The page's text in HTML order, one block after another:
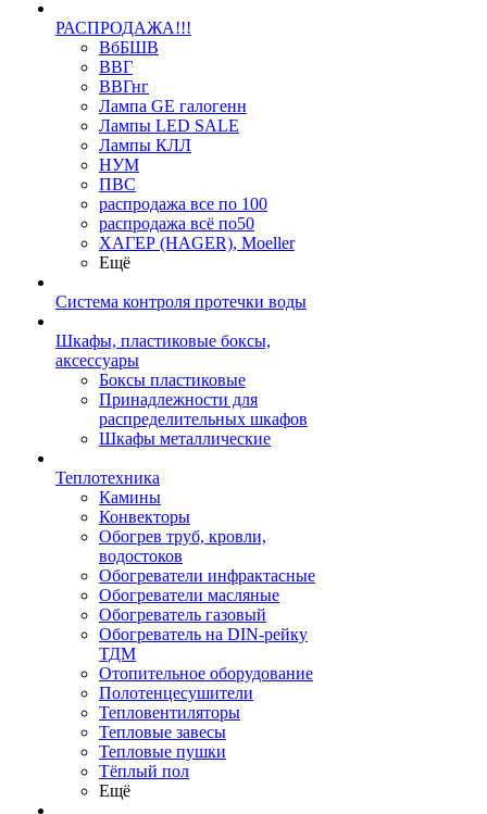
РАСПРОДАЖА!!!
ВбБШВ
ВВГ
ВВГнг
Лампа GE галогенн
Лампы LED SALE
Лампы КЛЛ
НУМ
ПВС
распродажа все по 100
распродажа всё по50
ХАГЕР (HAGER), Moeller
Ещё
Система контроля протечки воды
Шкафы, пластиковые боксы,
аксессуары
Боксы пластиковые
Принадлежности для
распределительных шкафов
Шкафы металлические
Теплотехника
Камины
Конвекторы
Обогрев труб, кровли,
водостоков
Обогреватели инфрактасные
Обогреватели масляные
Обогреватель газовый
Обогреватель на DIN-рейку
ТДМ
Отопительное оборудование
Полотенцесушители
Тепловентиляторы
Тепловые завесы
Тепловые пушки
Тёплый пол
Ещё